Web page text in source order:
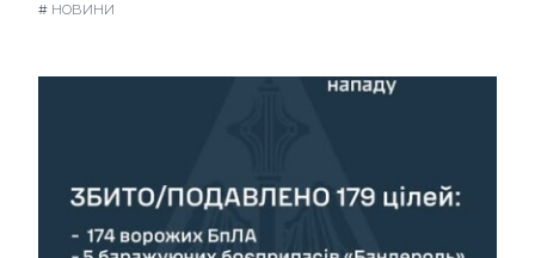
# НОВИНИ